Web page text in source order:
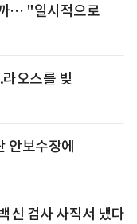
… "일시적으로
오스를 빚
안보수장에
신 검사 사직서 냈다